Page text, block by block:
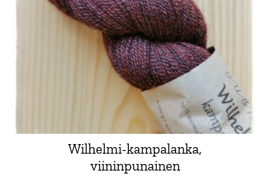
Wilhelmi-kampalanka,
viininpunainen